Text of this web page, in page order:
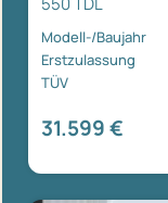
Modell-/Baujahr
Erstzulassung
TÜV
31.599 €